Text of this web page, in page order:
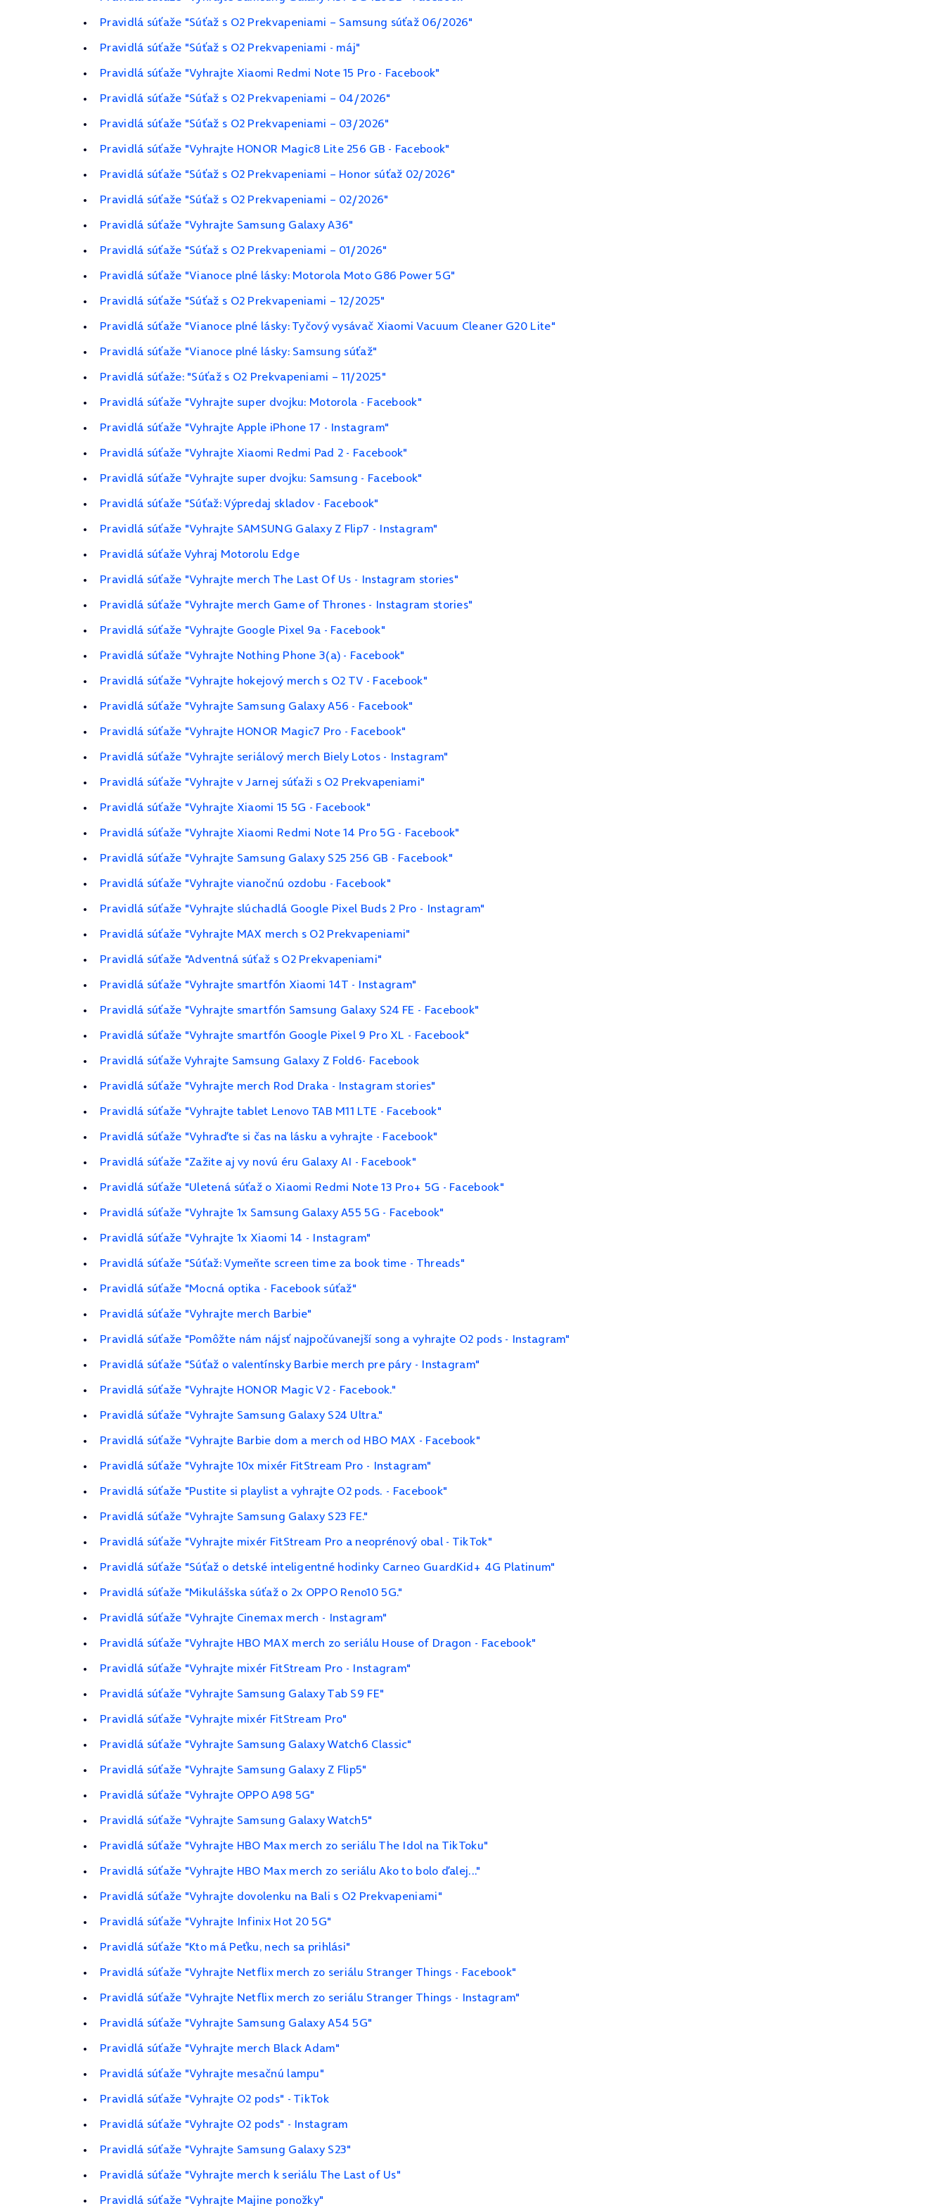
Pravidlá súťaže "Súťaž s O2 Prekvapeniami – Samsung súťaž 06/2026"
Pravidlá súťaže "Súťaž s O2 Prekvapeniami - máj"
Pravidlá súťaže "Vyhrajte Xiaomi Redmi Note 15 Pro - Facebook"
Pravidlá súťaže "Súťaž s O2 Prekvapeniami – 04/2026"
Pravidlá súťaže "Súťaž s O2 Prekvapeniami – 03/2026"
Pravidlá súťaže "Vyhrajte HONOR Magic8 Lite 256 GB - Facebook"
Pravidlá súťaže "Súťaž s O2 Prekvapeniami – Honor súťaž 02/2026"
Pravidlá súťaže "Súťaž s O2 Prekvapeniami – 02/2026"
Pravidlá súťaže "Vyhrajte Samsung Galaxy A36"
Pravidlá súťaže "Súťaž s O2 Prekvapeniami – 01/2026"
Pravidlá súťaže "Vianoce plné lásky: Motorola Moto G86 Power 5G"
Pravidlá súťaže "Súťaž s O2 Prekvapeniami – 12/2025"
Pravidlá súťaže "Vianoce plné lásky: Tyčový vysávač Xiaomi Vacuum Cleaner G20 Lite"
Pravidlá súťaže "Vianoce plné lásky: Samsung súťaž"
Pravidlá súťaže: "Súťaž s O2 Prekvapeniami – 11/2025"
Pravidlá súťaže "Vyhrajte super dvojku: Motorola - Facebook"
Pravidlá súťaže "Vyhrajte Apple iPhone 17 - Instagram"
Pravidlá súťaže "Vyhrajte Xiaomi Redmi Pad 2 - Facebook"
Pravidlá súťaže "Vyhrajte super dvojku: Samsung - Facebook"
Pravidlá súťaže "Súťaž: Výpredaj skladov - Facebook"
Pravidlá súťaže "Vyhrajte SAMSUNG Galaxy Z Flip7 - Instagram"
Pravidlá súťaže Vyhraj Motorolu Edge
Pravidlá súťaže "Vyhrajte merch The Last Of Us - Instagram stories"
Pravidlá súťaže "Vyhrajte merch Game of Thrones - Instagram stories"
Pravidlá súťaže "Vyhrajte Google Pixel 9a - Facebook"
Pravidlá súťaže "Vyhrajte Nothing Phone 3(a) - Facebook"
Pravidlá súťaže "Vyhrajte hokejový merch s O2 TV - Facebook"
Pravidlá súťaže "Vyhrajte Samsung Galaxy A56 - Facebook"
Pravidlá súťaže "Vyhrajte HONOR Magic7 Pro - Facebook"
Pravidlá súťaže "Vyhrajte seriálový merch Biely Lotos - Instagram"
Pravidlá súťaže "Vyhrajte v Jarnej súťaži s O2 Prekvapeniami"
Pravidlá súťaže "Vyhrajte Xiaomi 15 5G - Facebook"
Pravidlá súťaže "Vyhrajte Xiaomi Redmi Note 14 Pro 5G - Facebook"
Pravidlá súťaže "Vyhrajte Samsung Galaxy S25 256 GB - Facebook"
Pravidlá súťaže "Vyhrajte vianočnú ozdobu - Facebook"
Pravidlá súťaže "Vyhrajte slúchadlá Google Pixel Buds 2 Pro - Instagram"
Pravidlá súťaže "Vyhrajte MAX merch s O2 Prekvapeniami"
Pravidlá súťaže "Adventná súťaž s O2 Prekvapeniami"
Pravidlá súťaže "Vyhrajte smartfón Xiaomi 14T - Instagram"
Pravidlá súťaže "Vyhrajte smartfón Samsung Galaxy S24 FE - Facebook"
Pravidlá súťaže "Vyhrajte smartfón Google Pixel 9 Pro XL - Facebook"
Pravidlá súťaže Vyhrajte Samsung Galaxy Z Fold6- Facebook
Pravidlá súťaže "Vyhrajte merch Rod Draka - Instagram stories"
Pravidlá súťaže "Vyhrajte tablet Lenovo TAB M11 LTE - Facebook"
Pravidlá súťaže "Vyhraďte si čas na lásku a vyhrajte - Facebook"
Pravidlá súťaže "Zažite aj vy novú éru Galaxy AI - Facebook"
Pravidlá súťaže "Uletená súťaž o Xiaomi Redmi Note 13 Pro+ 5G - Facebook"
Pravidlá súťaže "Vyhrajte 1x Samsung Galaxy A55 5G - Facebook"
Pravidlá súťaže "Vyhrajte 1x Xiaomi 14 - Instagram"
Pravidlá súťaže "Súťaž: Vymeňte screen time za book time - Threads"
Pravidlá súťaže "Mocná optika - Facebook súťaž"
Pravidlá súťaže "Vyhrajte merch Barbie"
Pravidlá súťaže "Pomôžte nám nájsť najpočúvanejší song a vyhrajte O2 pods - Instagram"
Pravidlá súťaže "Súťaž o valentínsky Barbie merch pre páry - Instagram"
Pravidlá súťaže "Vyhrajte HONOR Magic V2 - Facebook."
Pravidlá súťaže "Vyhrajte Samsung Galaxy S24 Ultra."
Pravidlá súťaže "Vyhrajte Barbie dom a merch od HBO MAX - Facebook"
Pravidlá súťaže "Vyhrajte 10x mixér FitStream Pro - Instagram"
Pravidlá súťaže "Pustite si playlist a vyhrajte O2 pods. - Facebook"
Pravidlá súťaže "Vyhrajte Samsung Galaxy S23 FE."
Pravidlá súťaže "Vyhrajte mixér FitStream Pro a neoprénový obal - TikTok"
Pravidlá súťaže "Súťaž o detské inteligentné hodinky Carneo GuardKid+ 4G Platinum"
Pravidlá súťaže "Mikulášska súťaž o 2x OPPO Reno10 5G."
Pravidlá súťaže "Vyhrajte Cinemax merch - Instagram"
Pravidlá súťaže "Vyhrajte HBO MAX merch zo seriálu House of Dragon - Facebook"
Pravidlá súťaže "Vyhrajte mixér FitStream Pro - Instagram"
Pravidlá súťaže "Vyhrajte Samsung Galaxy Tab S9 FE"
Pravidlá súťaže "Vyhrajte mixér FitStream Pro"
Pravidlá súťaže "Vyhrajte Samsung Galaxy Watch6 Classic"
Pravidlá súťaže "Vyhrajte Samsung Galaxy Z Flip5"
Pravidlá súťaže "Vyhrajte OPPO A98 5G"
Pravidlá súťaže "Vyhrajte Samsung Galaxy Watch5"
Pravidlá súťaže "Vyhrajte HBO Max merch zo seriálu The Idol na TikToku"
Pravidlá súťaže "Vyhrajte HBO Max merch zo seriálu Ako to bolo ďalej..."
Pravidlá súťaže "Vyhrajte dovolenku na Bali s O2 Prekvapeniami"
Pravidlá súťaže "Vyhrajte Infinix Hot 20 5G"
Pravidlá súťaže "Kto má Peťku, nech sa prihlási"
Pravidlá súťaže "Vyhrajte Netflix merch zo seriálu Stranger Things - Facebook"
Pravidlá súťaže "Vyhrajte Netflix merch zo seriálu Stranger Things - Instagram"
Pravidlá súťaže "Vyhrajte Samsung Galaxy A54 5G"
Pravidlá súťaže "Vyhrajte merch Black Adam"
Pravidlá súťaže "Vyhrajte mesačnú lampu"
Pravidlá súťaže "Vyhrajte O2 pods" - TikTok
Pravidlá súťaže "Vyhrajte O2 pods" - Instagram
Pravidlá súťaže "Vyhrajte Samsung Galaxy S23"
Pravidlá súťaže "Vyhrajte merch k seriálu The Last of Us"
Pravidlá súťaže "Vyhrajte Majine ponožky"